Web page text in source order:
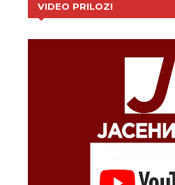
VIDEO PRILOZI